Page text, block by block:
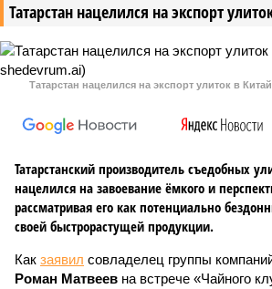
Татарстан нацелился на экспорт
Татарстан нацелился на экспорт улиток в
Татарстанский производитель съедобных
нацелился на завоевание ёмкого и
рассматривая его как потенциально
своей быстрорастущей продукции.
Как заявил совладелец группы
Роман Матвеев на встрече «Чайного